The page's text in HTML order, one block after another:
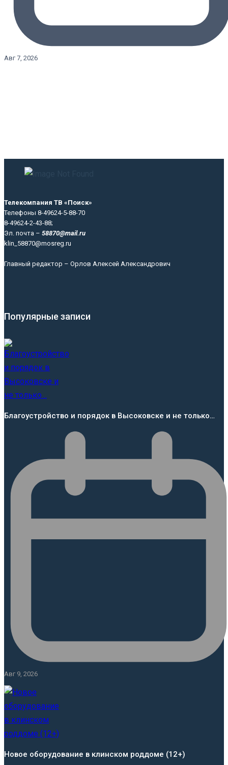
Авг 7, 2026
Телекомпания ТВ «Поиск»
Телефоны 8-49624-5-88-70
8-49624-2-43-88;
Эл. почта – 58870@mail.ru
klin_58870@mosreg.ru
Главный редактор – Орлов Алексей Александрович
Популярные записи
Благоустройство и порядок в Высоковске и не только…
Авг 9, 2026
Новое оборудование в клинском роддоме (12+)